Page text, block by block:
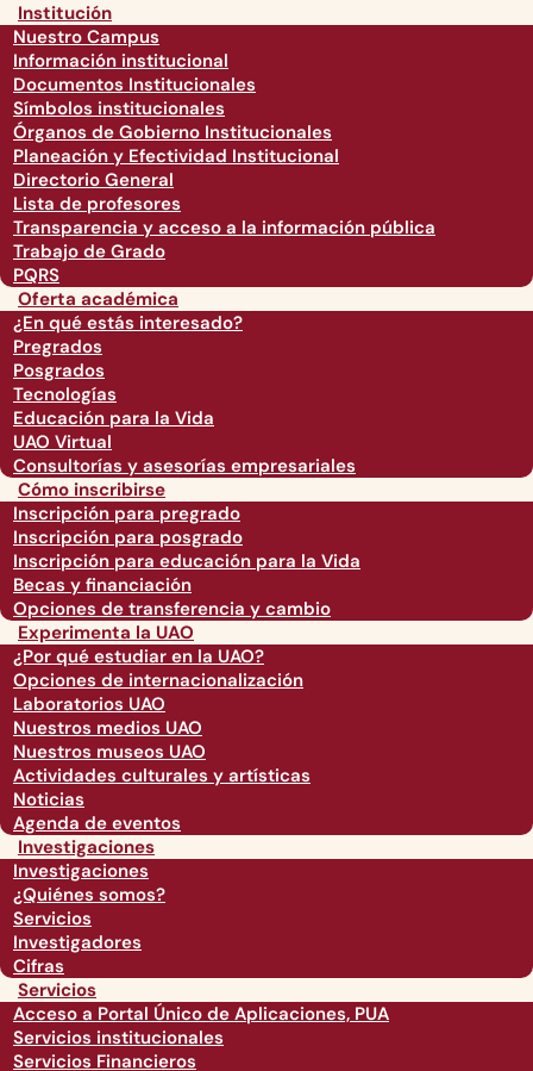
Institución
Nuestro Campus
Información institucional
Documentos Institucionales
Símbolos institucionales
Órganos de Gobierno Institucionales
Planeación y Efectividad Institucional
Directorio General
Lista de profesores
Transparencia y acceso a la información pública
Trabajo de Grado
PQRS
Oferta académica
¿En qué estás interesado?
Pregrados
Posgrados
Tecnologías
Educación para la Vida
UAO Virtual
Consultorías y asesorías empresariales
Cómo inscribirse
Inscripción para pregrado
Inscripción para posgrado
Inscripción para educación para la Vida
Becas y financiación
Opciones de transferencia y cambio
Experimenta la UAO
¿Por qué estudiar en la UAO?
Opciones de internacionalización
Laboratorios UAO
Nuestros medios UAO
Nuestros museos UAO
Actividades culturales y artísticas
Noticias
Agenda de eventos
Investigaciones
Investigaciones
¿Quiénes somos?
Servicios
Investigadores
Cifras
Servicios
Acceso a Portal Único de Aplicaciones, PUA
Servicios institucionales
Servicios Financieros